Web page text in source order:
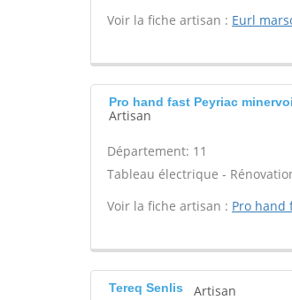
Voir la fiche artisan : Eurl
Pro hand fast Peyriac
Artisan
Département: 11
Tableau électrique -
Voir la fiche artisan : Pro hand
Tereq Senlis Artisan